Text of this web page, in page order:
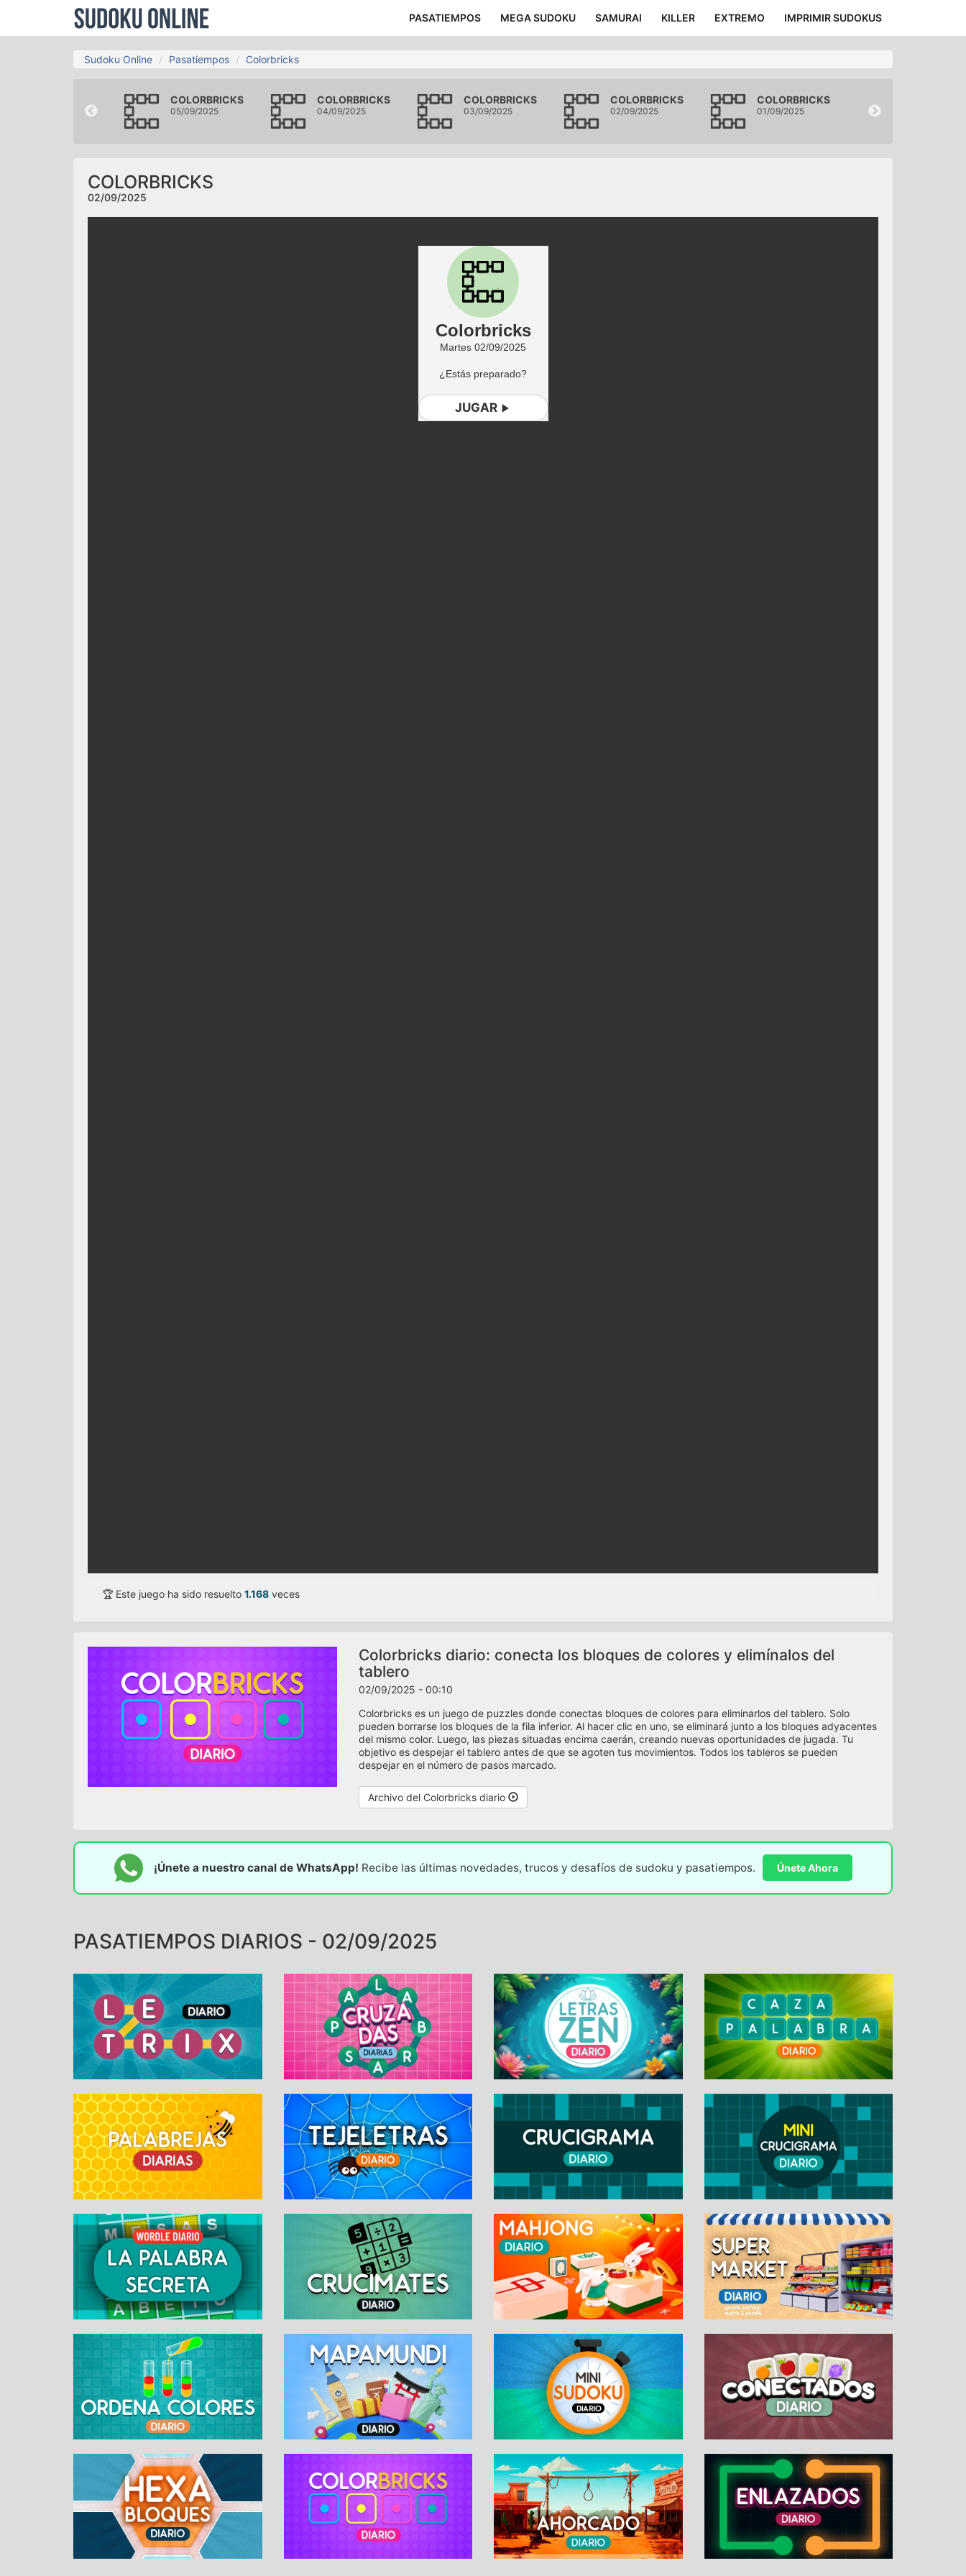
PASATIEMPOS MEGA SUDOKU SAMURAI KILLER EXTREMO IMPRIMIR SUDOKUS
Sudoku Online Pasatiempos Colorbricks
COLORBRICKS
05/09/2025
COLORBRICKS
04/09/2025
COLORBRICKS
03/09/2025
COLORBRICKS
02/09/2025
COLORBRICKS
01/09/2025
COLORBRICKS
02/09/2025
Colorbricks
Martes 02/09/2025
¿Estás preparado?
JUGAR
🏆 Este juego ha sido resuelto 1.168 veces
Colorbricks diario: conecta los bloques de colores y elimínalos del
tablero
02/09/2025 - 00:10
Colorbricks es un juego de puzzles donde conectas bloques de colores para eliminarlos del tablero. Solo
pueden borrarse los bloques de la fila inferior. Al hacer clic en uno, se eliminará junto a los bloques adyacentes
del mismo color. Luego, las piezas situadas encima caerán, creando nuevas oportunidades de jugada. Tu
objetivo es despejar el tablero antes de que se agoten tus movimientos. Todos los tableros se pueden
despejar en el número de pasos marcado.
Archivo del Colorbricks diario
¡Únete a nuestro canal de WhatsApp! Recibe las últimas novedades, trucos y desafíos de sudoku y pasatiempos. Únete Ahora
PASATIEMPOS DIARIOS - 02/09/2025